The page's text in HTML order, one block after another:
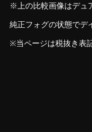
※上の比較画像はデュ
純正フォグの状態でデ
※当ページは税抜き表